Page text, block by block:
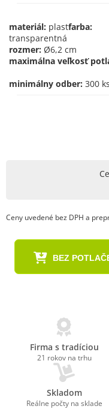
materiál: plastfarba:
transparentná
rozmer: Ø6,2 cm
maximálna veľkosť
minimálny odber: 300 ks
Ceny uvedené bez DPH a
BEZ
Firma s tradíciou
21 rokov na trhu
Skladom
Reálne počty na sklade